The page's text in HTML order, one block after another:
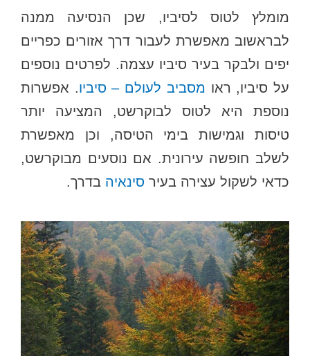
מומלץ לטוס לסיביו, שכן הנסיעה ממנה
לבראשוב מאפשרת לעבור דרך אזורים כפריים
יפים ולבקר בעיר סיביו עצמה. לפרטים נוספים
על סיביו, ראו מסביב לעולם – סיביו. אפשרות
נוספת היא לטוס לבוקרשט, המציעה יותר
טיסות וגמישות בימי הטיסה, וכן מאפשרת
לשלב חופשה עירונית. אם נוסעים מבוקרשט,
כדאי לשקול עצירה בעיר סינאיהבדרך.